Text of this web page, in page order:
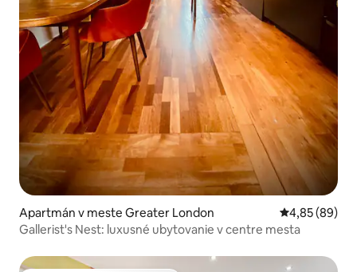
Apartmán v meste Greater London Priemerné
4,85 (89)
Gallerist's Nest: luxusné ubytovanie v centre mesta